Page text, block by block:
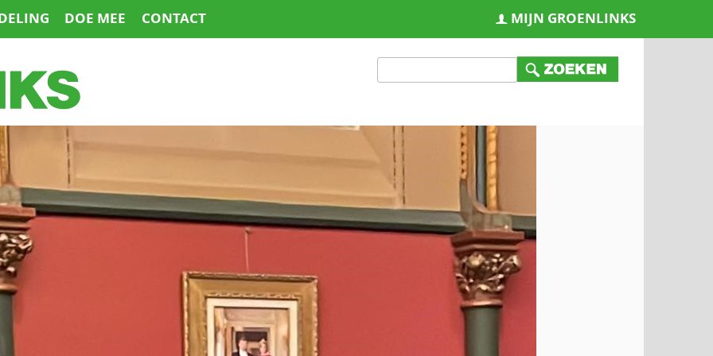
DOE MEE CONTACT MIJN GROENLINKS